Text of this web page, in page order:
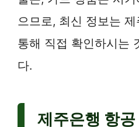
으므로, 최신 정보는
통해 직접 확인하시는
다.
제주은행 항